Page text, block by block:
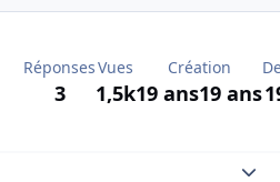
Réponses
3
Vues
1,5k
Création
19 ans19 ans